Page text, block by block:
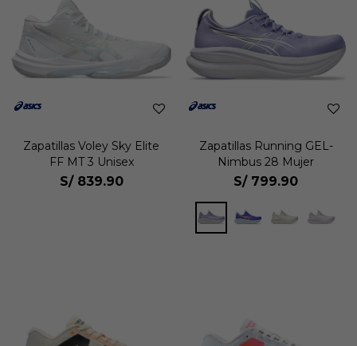
Zapatillas Voley Sky Elite
FF MT 3 Unisex
S/ 839.90
Zapatillas Running GEL-
Nimbus 28 Mujer
S/ 799.90